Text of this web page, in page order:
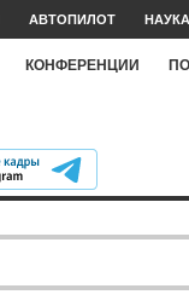
АВТОПИЛОТ НАУКА
КОНФЕРЕНЦИИ